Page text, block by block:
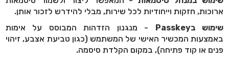
ארוכות, חזקות וייחודיות לכל שירות, מבלי להידרש לזכור אותן.
שימוש בPasskey
- מנגנון הזדהות המבוסס על אימות
באמצעות המכשיר האישי של המשתמש (כגון טביעת אצבע, זיהוי
פנים או קוד פתיחה), במקום הקלדת סיסמה.